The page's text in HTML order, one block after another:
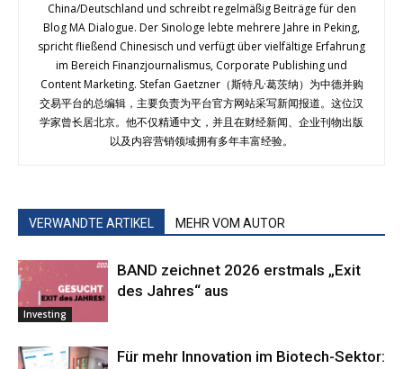
China/Deutschland und schreibt regelmäßig Beiträge für den
Blog MA Dialogue. Der Sinologe lebte mehrere Jahre in Peking,
spricht fließend Chinesisch und verfügt über vielfältige Erfahrung
im Bereich Finanzjournalismus, Corporate Publishing und
Content Marketing. Stefan Gaetzner（斯特凡·葛茨纳）为中德并购
交易平台的总编辑，主要负责为平台官方网站采写新闻报道。这位汉
学家曾长居北京。他不仅精通中文，并且在财经新闻、企业刊物出版
以及内容营销领域拥有多年丰富经验。
VERWANDTE ARTIKEL MEHR VOM AUTOR
Investing
BAND zeichnet 2026 erstmals „Exit
des Jahres“ aus
Für mehr Innovation im Biotech-Sektor: